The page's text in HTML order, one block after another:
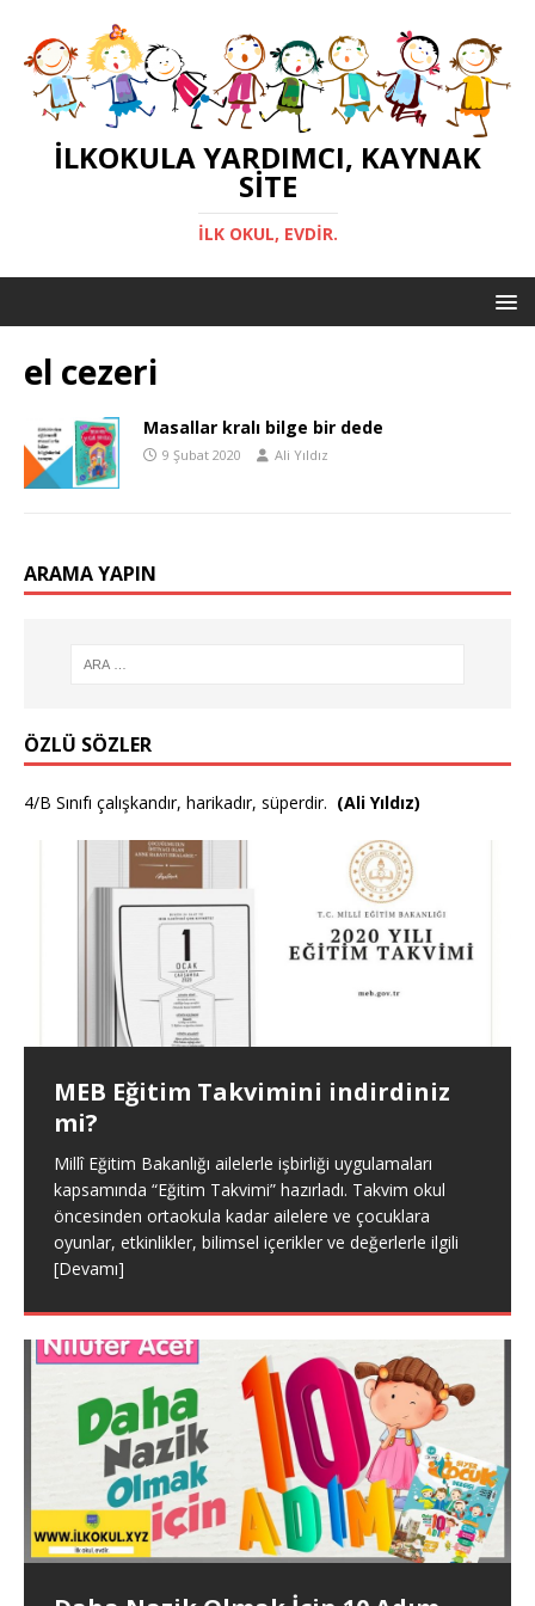
İLKOKULA YARDIMCI, KAYNAK
SITE
İLK OKUL, EVDIR.
el cezeri
Masallar kralı bilge bir dede
9 Şubat 2020 Ali Yıldız
ARAMA YAPIN
ÖZLÜ SÖZLER
4/B Sınıfı çalışkandır, harikadır, süperdir. (Ali Yıldız)
MEB Eğitim Takvimini indirdiniz
mi?
Millî Eğitim Bakanlığı ailelerle işbirliği uygulamaları
kapsamında “Eğitim Takvimi” hazırladı. Takvim okul
öncesinden ortaokula kadar ailelere ve çocuklara
oyunlar, etkinlikler, bilimsel içerikler ve değerlerle ilgili
[Devamı]
Okullar ne zaman açılacak?
2019-2020 Eğitim öğretim yılının 1. dönemi 17 Ocak
2020 Cuma günü öğrencilerin karne almasıyla sona
erdi. Böylelikle 16 günlük yarı yıl tatiline girilmiş oldu. 2.
[Devamı]
Çocuklara Olumlu Örnek Olmak